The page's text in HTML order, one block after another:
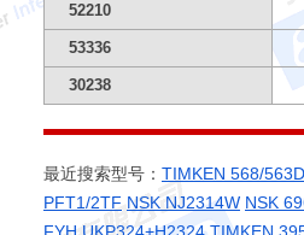
52210
53336
30238
最近搜索型号： TIMKEN 568/
PFT1/2TF NSK NJ2314W NSK